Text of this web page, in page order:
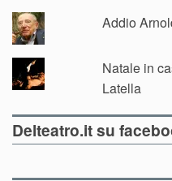
Addio
Natale in
Latella
Delteatro.it su